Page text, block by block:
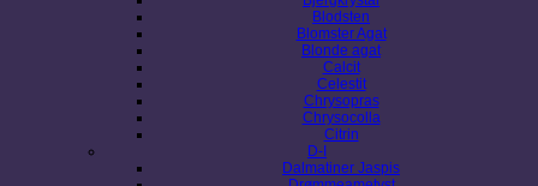
Blodsten
Blomster Agat
Blonde agat
Calcit
Celestit
Chrysopras
Chrysocolla
Citrin
D-I
Dalmatiner Jaspis